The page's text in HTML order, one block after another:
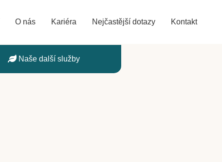
O nás Kariéra Nejčastější dotazy Kontakt
Naše další služby